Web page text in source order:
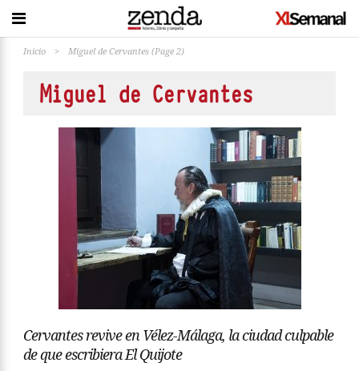
Inicio > Miguel de Cervantes (Page 2)
Miguel de Cervantes
Cervantes revive en Vélez-Málaga, la ciudad culpable
de que escribiera El Quijote